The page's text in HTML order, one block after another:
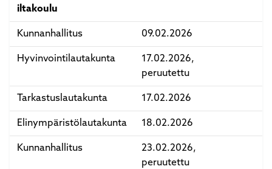
iltakoulu
Kunnanhallitus 09.02.2026
Hyvinvointilautakunta
17.02.2026,
peruutettu
Tarkastuslautakunta 17.02.2026
Elinympäristölautakunta 18.02.2026
Kunnanhallitus
23.02.2026,
peruutettu